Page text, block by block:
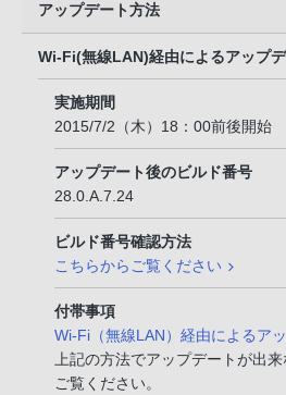
アップデート方法
Wi-Fi(無線LAN)経由によるアップデ
実施期間
2015/7/2（木）18：00前後開始
アップデート後のビルド番号
28.0.A.7.24
ビルド番号確認方法
こちらからご覧ください
付帯事項
Wi-Fi（無線LAN）経由によるア
上記の方法でアップデートが出
ご覧ください。